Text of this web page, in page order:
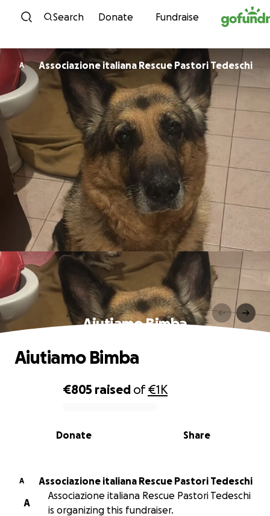
Skip to content
Search Donate Fundraise
A Associazione italiana Rescue Pastori Tedeschi
Aiutiamo Bimba
0% complete
€805 raised of€1K
Share
Donate
Aiutiamo Bimba
A
Associazione italiana Rescue Pastori Tedeschi
A
Associazione italiana Rescue Pastori Tedeschi
is organizing this fundraiser.